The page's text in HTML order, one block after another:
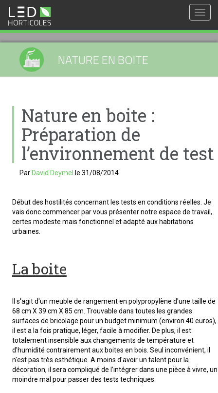
NATURE EN BOITE
Nature en boite :
Préparation de
l’environnement de test
ParDavid Deymel le 31/08/2014
Début des hostilités concernant les tests en conditions réelles. Je
vais donc commencer par vous présenter notre espace de travail,
certes modeste mais fonctionnel et adapté aux habitations
urbaines.
La boite
Il s'agit d'un meuble de rangement en polypropylène d'une taille de
68 cm X 39 cm X 85 cm. Trouvable dans toutes les grandes
surfaces de bricolage pour un budget minimum (environ 40 euros),
il est a la fois pratique, léger, facile à modifier. De plus, il est
totalement insensible aux changements de température et
d'humidité contrairement aux boites en bois. Seul inconvénient, il
n'est pas très esthétique. A moins d'avoir un talent pour la
décoration, il sera compliqué de l’intégrer dans une pièce à vivre, un
moindre mal pour passer des tests techniques.